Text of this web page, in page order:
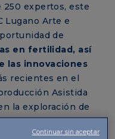
250 expertos, este
Lugano Arte e
de
en fertilidad, así
las innovaciones
recientes en el
Asistida
la exploración de
de
Continuar sin aceptar